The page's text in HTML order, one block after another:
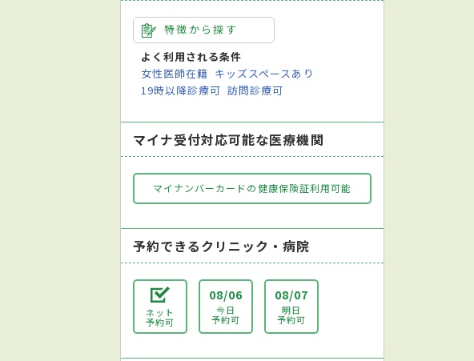
特徴から探す
よく利用される条件
女性医師在籍 キッズスペースあり
19時以降診療可 訪問診療可
マイナ受付対応可能な医療機関
マイナンバーカードの健康保険証利用可能
予約できるクリニック・病院
ネット
予約可
08/06
今日
予約可
08/07
明日
予約可